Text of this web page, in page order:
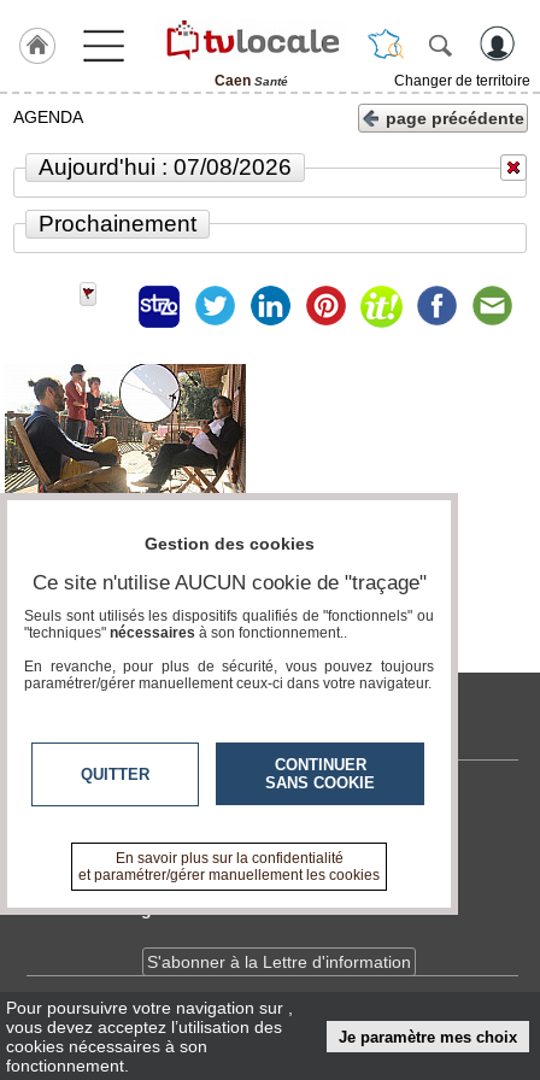
Caen Santé
Changer de territoire
J'adhère
ACCUEIL
Caen
RUBRIQUES
Agenda
Gazette
Médias
groupe
Blogs
Prémium
annuaire
Accès
AGENDA page précédente
Aujourd'hui : 07/08/2026
Prochainement
tvlocale.fr
Contactez-nous
A propos de tvlocale.fr
Devenir délégué
S'abonner à la Lettre d'information
InfosCNIL/RGPD
Conditions Générales d'Utilisation
Pour poursuivre votre navigation sur
vous devez acceptez l’utilisation des
cookies nécessaires à son
fonctionnement.
Je paramètre mes choix
Gestion des cookies
Ce site n'utilise AUCUN cookie de "traçage"
Seuls sont utilisés les dispositifs qualifiés de "fonctionnels" ou
"techniques" nécessaires à son fonctionnement..
En revanche, pour plus de sécurité, vous pouvez toujours
paramétrer/gérer manuellement ceux-ci dans votre navigateur.
QUITTER
CONTINUER
SANS COOKIE
En savoir plus sur la confidentialité
et paramétrer/gérer manuellement les cookies